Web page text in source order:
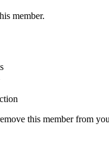
member.
this member from